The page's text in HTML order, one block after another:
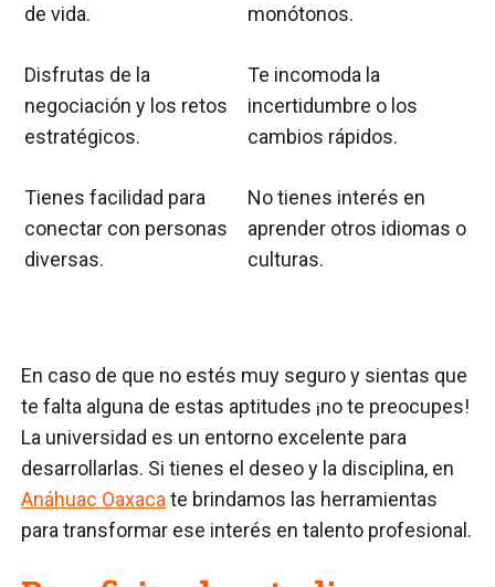
de vida.
monótonos.
Disfrutas de la
negociación y los retos
estratégicos.
Te incomoda la
incertidumbre o los
cambios rápidos.
Tienes facilidad para
conectar con personas
diversas.
No tienes interés en
aprender otros idiomas o
culturas.
En caso de que no estés muy seguro y sientas que
te falta alguna de estas aptitudes ¡no te preocupes!
La universidad es un entorno excelente para
desarrollarlas. Si tienes el deseo y la disciplina, en
Anáhuac Oaxaca te brindamos las herramientas
para transformar ese interés en talento profesional.